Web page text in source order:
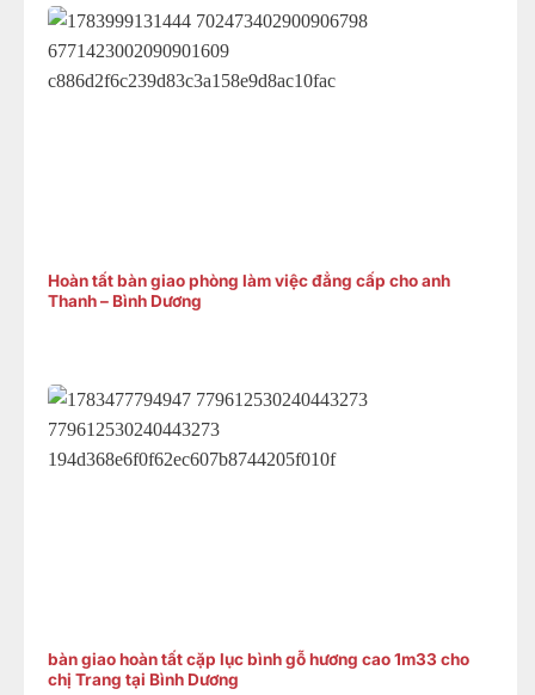
Hoàn tất bàn giao phòng làm việc đẳng cấp cho anh
Thanh – Bình Dương
bàn giao hoàn tất cặp lục bình gỗ hương cao 1m33 cho
chị Trang tại Bình Dương